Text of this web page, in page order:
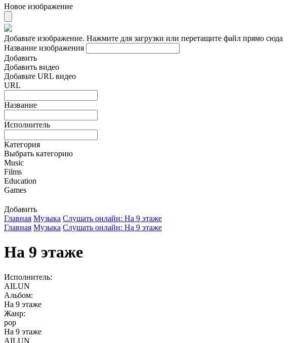
Новое изображение
Добавьте изображение. Нажмите для загрузки или перетащите файл прямо сюда
Название изображения
Добавить
Добавить видео
Добавьте URL видео
URL
Название
Исполнитель
Категория
Выбрать категорию
Music
Films
Education
Games
Добавить
Главная Музыка Слушать онлайн: На 9 этаже
Главная Музыка Слушать онлайн: На 9 этаже
На 9 этаже
Исполнитель:
AILUN
Альбом:
На 9 этаже
Жанр:
pop
На 9 этаже
AILUN